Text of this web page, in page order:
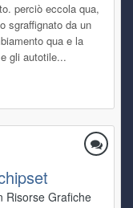
perciò eccola qua,
sgraffignato da un
qua e la
gli autotile...
Risorse Grafiche